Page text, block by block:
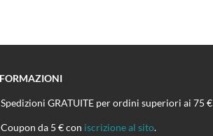
Spedizioni GRATUITE per ordini superiori ai 75 €
Coupon da 5 € con iscrizione al sito.